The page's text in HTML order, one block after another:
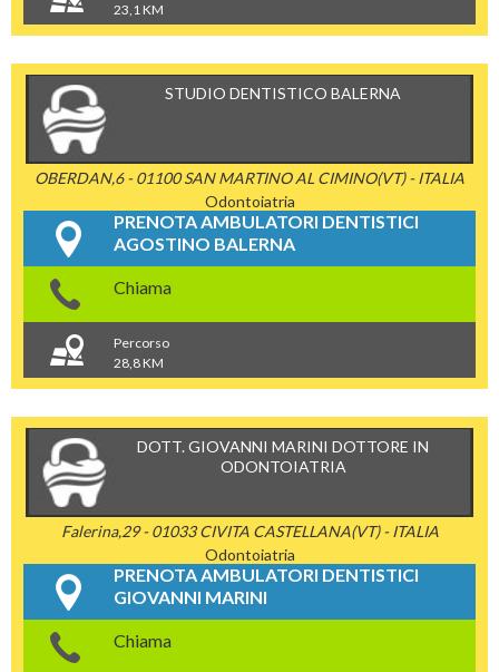
23,1 KM
STUDIO DENTISTICO BALERNA
OBERDAN,6 - 01100 SAN MARTINO AL CIMINO(VT) - ITALIA
Odontoiatria
PRENOTA AMBULATORI DENTISTICI
AGOSTINO BALERNA
Chiama
Percorso
28,8 KM
DOTT. GIOVANNI MARINI DOTTORE IN
ODONTOIATRIA
Falerina,29 - 01033 CIVITA CASTELLANA(VT) - ITALIA
Odontoiatria
PRENOTA AMBULATORI DENTISTICI
GIOVANNI MARINI
Chiama